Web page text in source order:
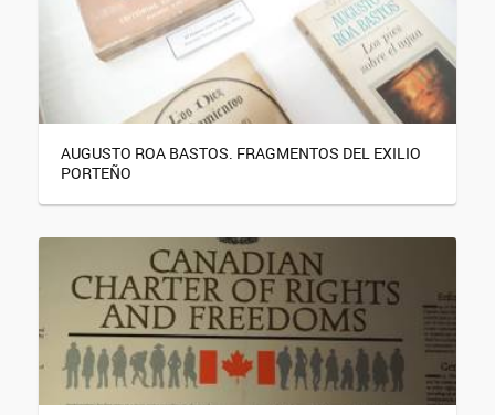
AUGUSTO ROA BASTOS. FRAGMENTOS DEL EXILIO
PORTEÑO